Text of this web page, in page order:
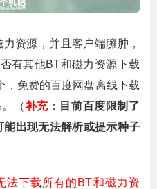
资源，并且客户端臃肿，
有其他BT和磁力资源下载
，免费的百度网盘离线下载
（补充：
目前百度限制了
出现无法解析或提示种子
法下载所有的BT和磁力资